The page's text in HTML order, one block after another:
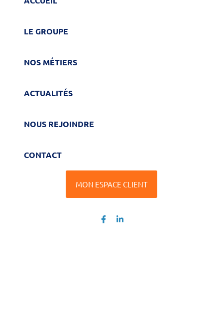
LE GROUPE
NOS MÉTIERS
ACTUALITÉS
NOUS REJOINDRE
CONTACT
MON ESPACE CLIENT